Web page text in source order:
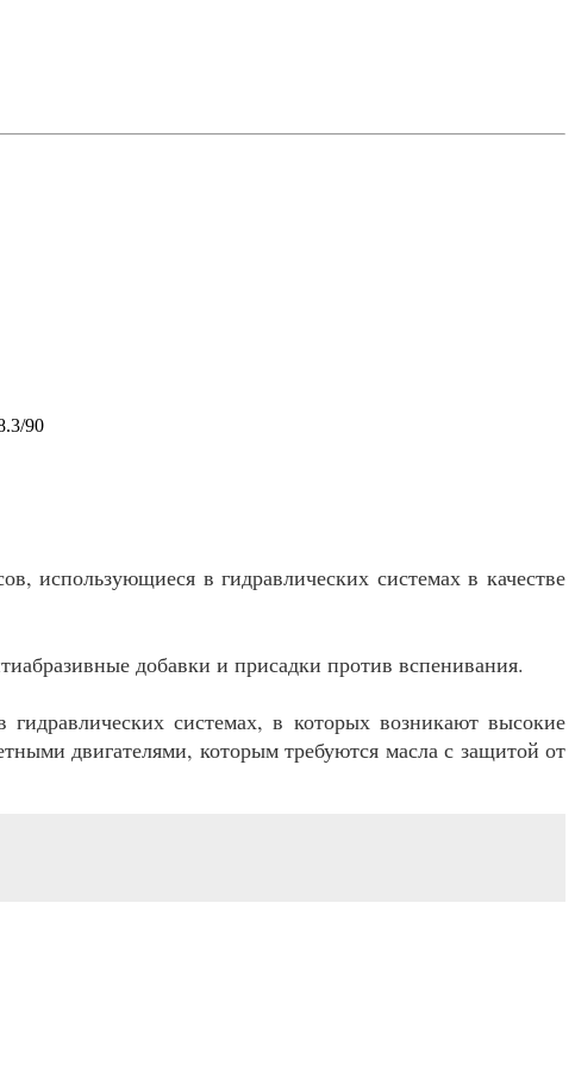
90
использующиеся в гидравлических системах в качестве
добавки и присадки против вспенивания.
системах, в которых возникают высокие
двигателями, которым требуются масла с защитой от